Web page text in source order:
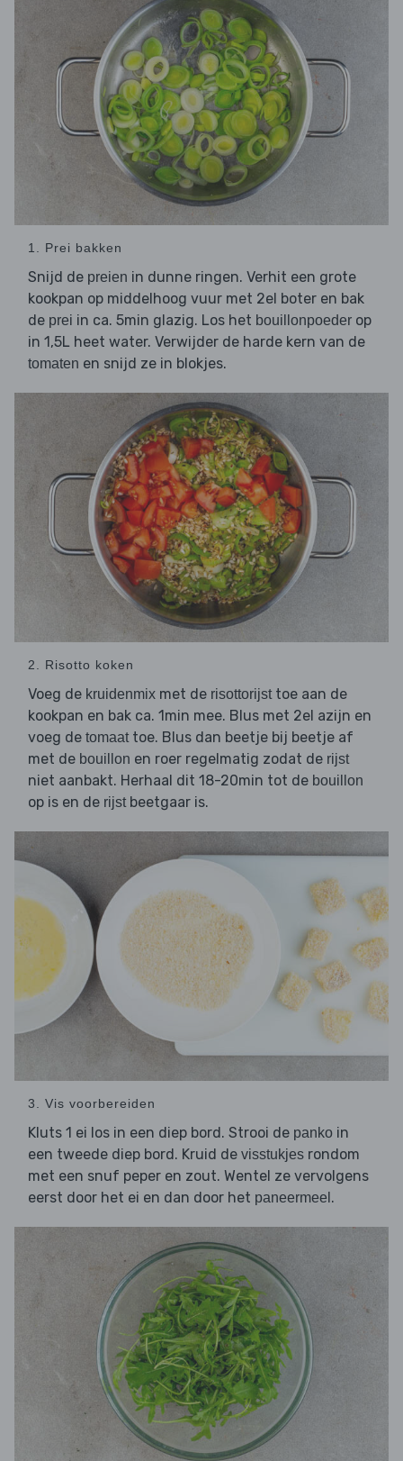
1. Prei bakken
Snijd de preien in dunne ringen. Verhit een grote
kookpan op middelhoog vuur met 2el boter en bak
de prei in ca. 5min glazig. Los het bouillonpoeder op
in 1,5L heet water. Verwijder de harde kern van de
tomaten en snijd ze in blokjes.
2. Risotto koken
Voeg de kruidenmix met de risottorijsttoe aan de
kookpan en bak ca. 1min mee. Blus met 2el azijn en
voeg de tomaattoe. Blus dan beetje bij beetje af
met de bouillon en roer regelmatig zodat de rijst
niet aanbakt. Herhaal dit 18-20min tot de bouillon
op is en de rijstbeetgaar is.
3. Vis voorbereiden
Kluts 1 ei los in een diep bord. Strooi de panko in
een tweede diep bord. Kruid de visstukjes rondom
met een snuf peper en zout. Wentel ze vervolgens
eerst door het ei en dan door het paneermeel .